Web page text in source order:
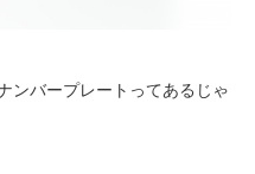
ンバープレートってあるじゃ